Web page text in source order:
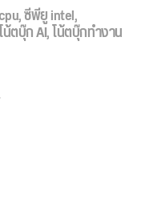
,ซีพียู intel,
น้ตบุ๊ก AI,โน้ตบุ๊กทำงาน